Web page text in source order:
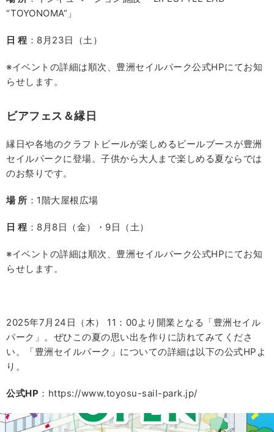
“TOYONOMA”」
日 程 ：8月23日（土）
※イベントの詳細は順次、豊洲セイルパーク公式HPにてお知
らせします。
ビアフェス＆縁日
縁日や各地のクラフトビールが楽しめるビールブースが豊洲
セイルパークに登場。子供から大人まで楽しめる夏ならでは
のお祭りです。
場 所 ：1階大屋根広場
日 程 ：8月8日（金）・9日（土）
※イベントの詳細は順次、豊洲セイルパーク公式HPにてお知
らせします。
2025年7月24日（木） 11：00より開業となる「豊洲セイル
パーク」。ぜひこの夏の思い出を作りに訪れてみてくださ
い。「豊洲セイルパーク」についての詳細は以下の公式HPよ
り。
公式HP ：https://www.toyosu-sail-park.jp/